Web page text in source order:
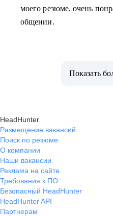
моего резюме, очень
общении.
Показать
HeadHunter
Размещение вакансий
Поиск по резюме
О компании
Наши вакансии
Реклама на сайте
Требования к ПО
Безопасный HeadHunter
HeadHunter API
Партнерам